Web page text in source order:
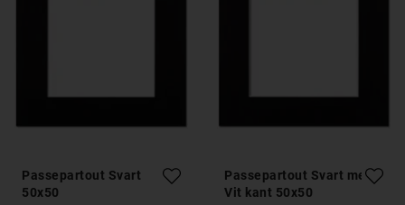
Passepartout Svart
50x50
Passepartout Svart med
Vit kant 50x50